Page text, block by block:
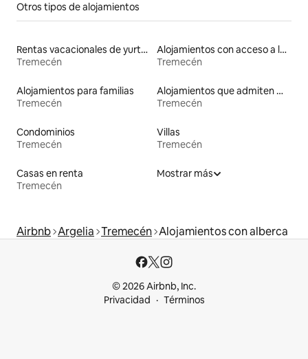
Otros tipos de alojamientos
Rentas vacacionales de yurtas con jacuzzi
Tremecén
Alojamientos con acceso a la playa
Tremecén
Alojamientos para familias
Tremecén
Alojamientos que admiten mascotas
Tremecén
Condominios
Tremecén
Villas
Tremecén
Casas en renta
Tremecén
Mostrar más
Airbnb Argelia Tremecén Alojamientos con alberca
© 2026 Airbnb, Inc.
Privacidad
Términos